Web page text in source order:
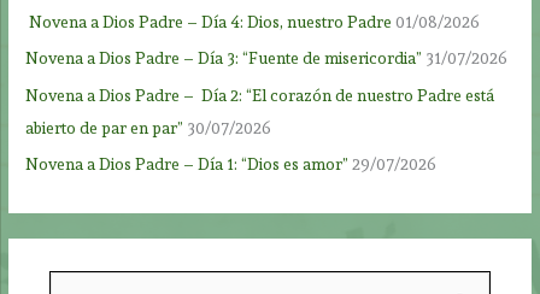
Novena a Dios Padre – Día 4: Dios, nuestro Padre 01/08/2026
Novena a Dios Padre – Día 3: “Fuente de misericordia” 31/07/2026
Novena a Dios Padre – Día 2: “El corazón de nuestro Padre está
abierto de par en par” 30/07/2026
Novena a Dios Padre – Día 1: “Dios es amor” 29/07/2026